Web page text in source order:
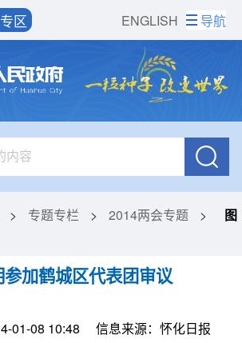
ENGLISH
区 导航
> 专题专栏 > 2014两会专题 >
图
加鹤城区代表团审议
01-08 10:48 信息来源：怀化日报